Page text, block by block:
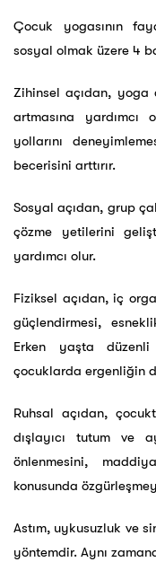
Çocuk yogasının
sosyal olmak üzere 4
Zihinsel açıdan, yoga
artmasına
yollarını
becerisini arttırır.
Sosyal açıdan, grup
çözme yetilerini
yardımcı olur.
Fiziksel açıdan, iç
güçlendirmesi,
Erken yaşta
çocuklarda ergenliğin
Ruhsal açıdan,
dışlayıcı tutum ve
önlenmesini,
konusunda
Astım, uykusuzluk ve
yöntemdir. Aynı